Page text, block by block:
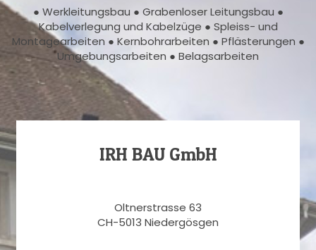
● Werkleitungsbau ● Grabenloser Leitungsbau ●
Kabelverlegung und Kabelzüge ● Spleiss- und
Montagearbeiten ● Kernbohrarbeiten ● Pflästerungen ●
Umgebungsarbeiten ● Belagsarbeiten
IRH BAU GmbH
Oltnerstrasse 63
CH-5013 Niedergösgen